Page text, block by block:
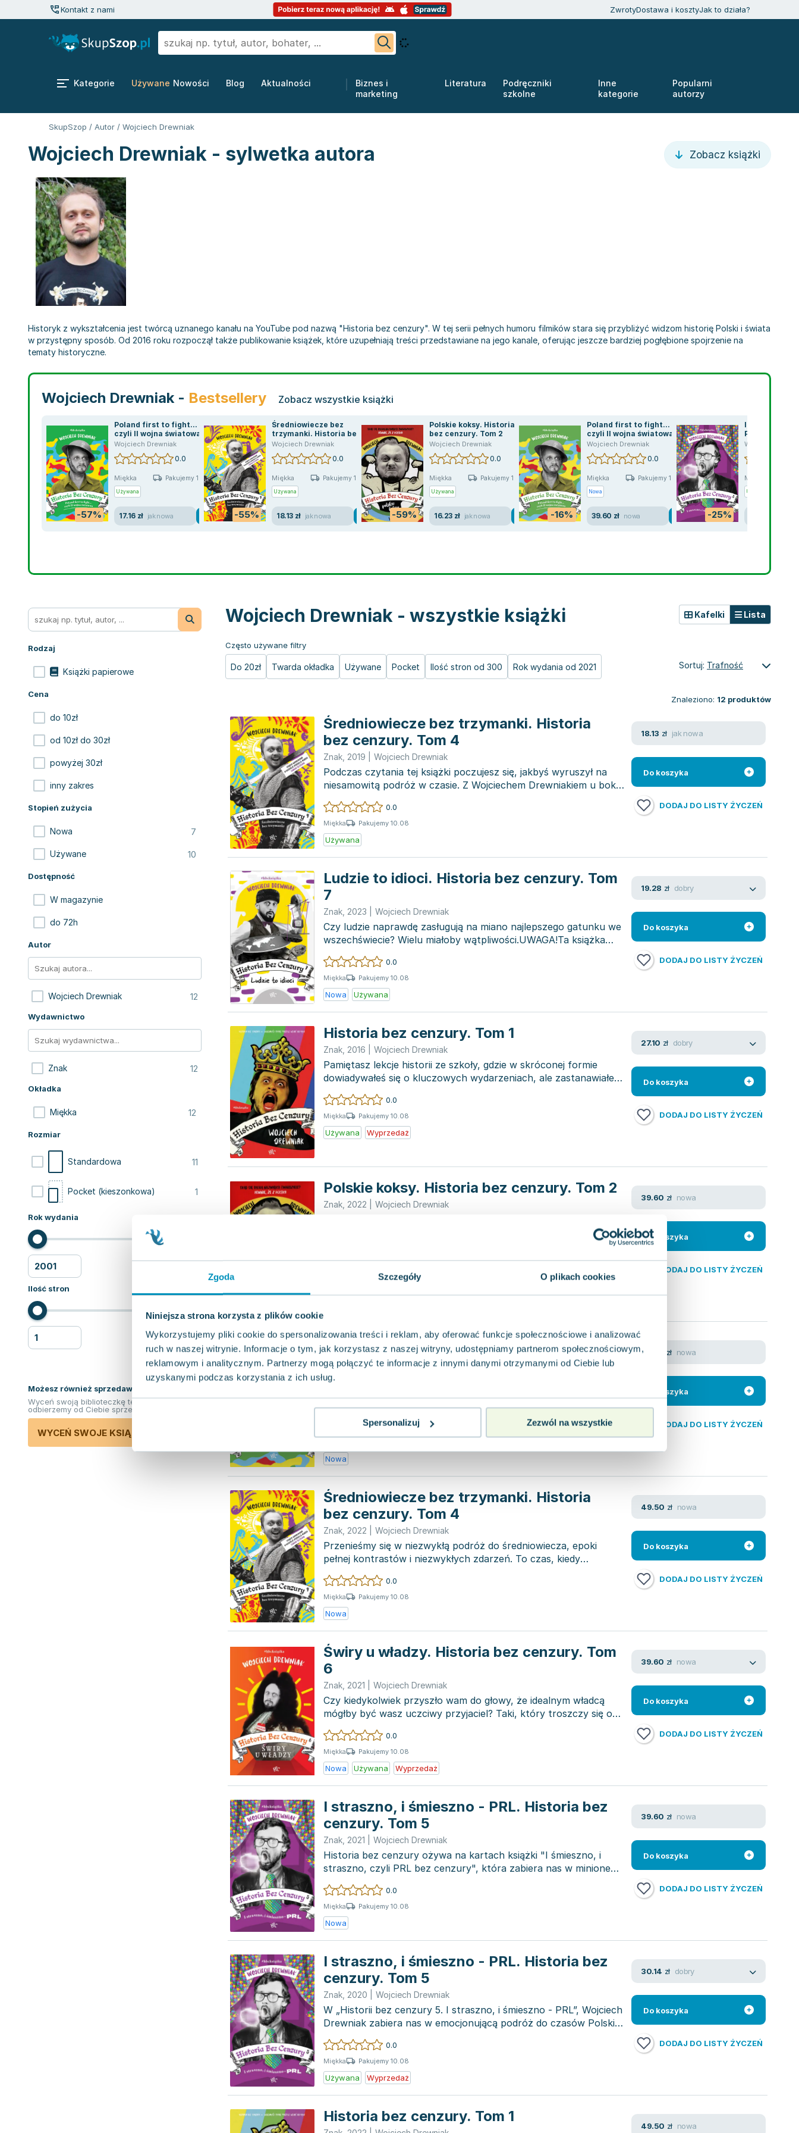
Zgoda Szczegóły O plikach cookies
Niniejsza strona korzysta z plików cookie
Wykorzystujemy pliki cookie do spersonalizowania treści i reklam, aby oferować funkcje społecznościowe i analizować
ruch w naszej witrynie. Informacje o tym, jak korzystasz z naszej witryny, udostępniamy partnerom społecznościowym,
reklamowym i analitycznym. Partnerzy mogą połączyć te informacje z innymi danymi otrzymanymi od Ciebie lub
uzyskanymi podczas korzystania z ich usług.
Spersonalizuj Zezwól na wszystkie
Kontakt z nami ZwrotyDostawa i kosztyJak to działa?
Kategorie Używane Nowości Blog Aktualności
Biznes i
marketing
Literatura
Podręczniki
szkolne
Inne
kategorie
Popularni
autorzy
SkupSzop / Autor / Wojciech Drewniak
Wojciech Drewniak - sylwetka autora Zobacz książki
Historyk z wykształcenia jest twórcą uznanego kanału na YouTube pod nazwą "Historia bez cenzury". W tej serii pełnych humoru filmików stara się przybliżyć widzom historię Polski i świata
w przystępny sposób. Od 2016 roku rozpoczął także publikowanie książek, które uzupełniają treści przedstawiane na jego kanale, oferując jeszcze bardziej pogłębione spojrzenie na
tematy historyczne.
Wojciech Drewniak - Bestsellery Zobacz wszystkie książki
-57%
Poland first to fight...
czyli II wojna światowa.
Historia bez cenzury.
Tom 3
Wojciech Drewniak
0.0
Miękka Pakujemy 10.08
Używana
17.16 zł jak nowa -55%
Średniowiecze bez
trzymanki. Historia bez
cenzury. Tom 4
Wojciech Drewniak
0.0
Miękka Pakujemy 10.08
Używana
18.13 zł jak nowa -59%
Polskie koksy. Historia
bez cenzury. Tom 2
Wojciech Drewniak
0.0
Miękka Pakujemy 10.08
Używana
16.23 zł jak nowa -16%
Poland first to fight...
czyli II wojna światowa.
Historia bez cenzury.
Tom 3
Wojciech Drewniak
0.0
Miękka Pakujemy 10.08
Nowa
39.60 zł nowa -25%
I straszno, i
PRL. Historia
cenzury. Tom
Wojciech
Miękka
Rodzaj
Książki papierowe
Cena
do 10zł
od 10zł do 30zł
powyżej 30zł
inny zakres
Stopień zużycia
Nowa 7
Używane 10
Dostępność
W magazynie
do 72h
Autor
Wojciech Drewniak 12
Wydawnictwo
Znak 12
Okładka
Miękka 12
Rozmiar
Standardowa 11
Pocket (kieszonkowa) 1
Rok wydania
Ilość stron
Możesz również sprzedawać ksiązki!
Wyceń swoją biblioteczkę teraz. Odkupimy i
odbierzemy od Ciebie sprzedane książki.
WYCEŃ SWOJE KSIĄŻKI
Wojciech Drewniak - wszystkie książki
Często używane filtry
Do 20zł Twarda okładka Używane Pocket Ilość stron od 300 Rok wydania od 2021
Kafelki Lista
Sortuj: Trafność
Znaleziono: 12 produktów
Średniowiecze bez trzymanki. Historia
bez cenzury. Tom 4
Znak 2019 Wojciech Drewniak
Podczas czytania tej książki poczujesz się, jakbyś wyruszył na
niesamowitą podróż w czasie. Z Wojciechem Drewniakiem u boku
będzie...
0.0
Miękka Pakujemy 10.08
Używana
18.13 zł jak nowa
Do koszyka
DODAJ DO LISTY ŻYCZEŃ
Ludzie to idioci. Historia bez cenzury. Tom
7
Znak 2023 Wojciech Drewniak
Czy ludzie naprawdę zasługują na miano najlepszego gatunku we
wszechświecie? Wielu miałoby wątpliwości.UWAGA!Ta książka
zawiera tr...
0.0
Miękka Pakujemy 10.08
Nowa Używana
19.28 zł dobry
Do koszyka
DODAJ DO LISTY ŻYCZEŃ
Historia bez cenzury. Tom 1
Znak 2016 Wojciech Drewniak
Pamiętasz lekcje historii ze szkoły, gdzie w skróconej formie
dowiadywałeś się o kluczowych wydarzeniach, ale zastanawiałeś
się, c...
0.0
Miękka Pakujemy 10.08
Używana Wyprzedaż
27.10 zł dobry
Do koszyka
DODAJ DO LISTY ŻYCZEŃ
Polskie koksy. Historia bez cenzury. Tom 2
Znak 2022 Wojciech Drewniak
dla dzieci oraz porusza kontrowersyjne tematy. Jeśli uznajesz to
39.60 zł nowa
Do koszyka
DODAJ DO LISTY ŻYCZEŃ
Poland first to fight... czyli II wojna
światowa. Historia bez cenzury. Tom 3
Znak
tajemnice polskich władców oraz fascynowaliśmy się
największymi tyt...
0.0
Nowa
39.60 zł nowa
Do koszyka
DODAJ DO LISTY ŻYCZEŃ
Średniowiecze bez trzymanki. Historia
bez cenzury. Tom 4
Znak 2022 Wojciech Drewniak
Przenieśmy się w niezwykłą podróż do średniowiecza, epoki
pełnej kontrastów i niezwykłych zdarzeń. To czas, kiedy
publiczne egzeku...
0.0
Miękka Pakujemy 10.08
Nowa
49.50 zł nowa
Do koszyka
DODAJ DO LISTY ŻYCZEŃ
Świry u władzy. Historia bez cenzury. Tom
6
Znak 2021 Wojciech Drewniak
Czy kiedykolwiek przyszło wam do głowy, że idealnym władcą
mógłby być wasz uczciwy przyjaciel? Taki, który troszczy się o
wszystki...
0.0
Miękka Pakujemy 10.08
Nowa Używana Wyprzedaż
39.60 zł nowa
Do koszyka
DODAJ DO LISTY ŻYCZEŃ
I straszno, i śmieszno - PRL. Historia bez
cenzury. Tom 5
Znak 2021 Wojciech Drewniak
Historia bez cenzury ożywa na kartach książki "I śmieszno, i
straszno, czyli PRL bez cenzury", która zabiera nas w minione
czasy,...
0.0
Miękka Pakujemy 10.08
Nowa
39.60 zł nowa
Do koszyka
DODAJ DO LISTY ŻYCZEŃ
I straszno, i śmieszno - PRL. Historia bez
cenzury. Tom 5
Znak 2020 Wojciech Drewniak
W „Historii bez cenzury 5. I straszno, i śmieszno - PRL”, Wojciech
Drewniak zabiera nas w emocjonującą podróż do czasów Polskiej
R...
0.0
Miękka Pakujemy 10.08
Używana Wyprzedaż
30.14 zł dobry
Do koszyka
DODAJ DO LISTY ŻYCZEŃ
Historia bez cenzury. Tom 1
49.50 zł nowa